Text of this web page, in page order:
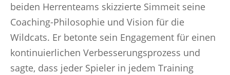
beiden Herrenteams skizzierte Simmeit seine
Coaching-Philosophie und Vision für die
Wildcats. Er betonte sein Engagement für einen
kontinuierlichen Verbesserungsprozess und
sagte, dass jeder Spieler in jedem Training